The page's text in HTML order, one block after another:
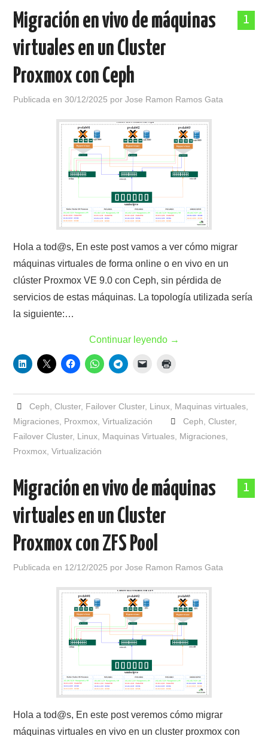
1
Migración en vivo de máquinas
virtuales en un Cluster
Proxmox con Ceph
Publicada en30/12/2025 porJose Ramon Ramos Gata
Hola a tod@s, En este post vamos a ver cómo migrar
máquinas virtuales de forma online o en vivo en un
clúster Proxmox VE 9.0 con Ceph, sin pérdida de
servicios de estas máquinas. La topología utilizada sería
la siguiente:…
Continuar leyendo →
Ceph Cluster, Failover Cluster, Linux, Maquinas virtuales,
Migraciones Proxmox ,Virtualización Ceph Cluster,
Failover Cluster, Linux Maquinas Virtuales Migraciones
Proxmox ,Virtualización
1
Migración en vivo de máquinas
virtuales en un Cluster
Proxmox con ZFS Pool
Publicada en 12/12/2025 porJose Ramon Ramos Gata
Hola a tod@s, En este post veremos cómo migrar
máquinas virtuales en vivo en un cluster proxmox con